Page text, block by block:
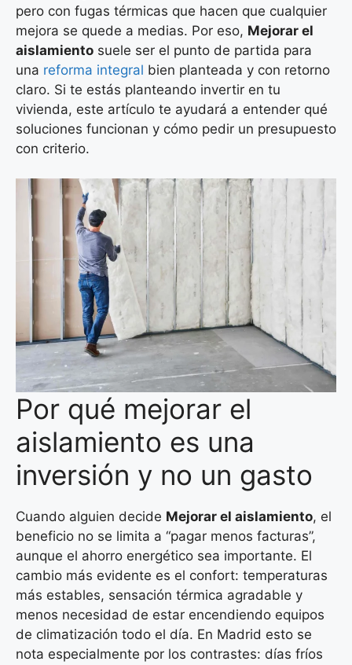
pero con fugas térmicas que hacen que cualquier
mejora se quede a medias. Por eso, Mejorar el
aislamiento suele ser el punto de partida para
una reforma integral bien planteada y con retorno
claro. Si te estás planteando invertir en tu
vivienda, este artículo te ayudará a entender qué
soluciones funcionan y cómo pedir un presupuesto
con criterio.
Por qué mejorar el
aislamiento es una
inversión y no un gasto
Cuando alguien decide Mejorar el aislamiento, el
beneficio no se limita a “pagar menos facturas”,
aunque el ahorro energético sea importante. El
cambio más evidente es el confort: temperaturas
más estables, sensación térmica agradable y
menos necesidad de estar encendiendo equipos
de climatización todo el día. En Madrid esto se
nota especialmente por los contrastes: días fríos